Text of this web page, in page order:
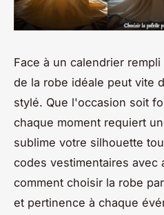
Face à un calendrier
de la robe idéale peut vite
stylé. Que l'occasion soit
chaque moment requiert
sublime votre silhouette
codes vestimentaires avec
comment choisir la robe
et pertinence à chaque